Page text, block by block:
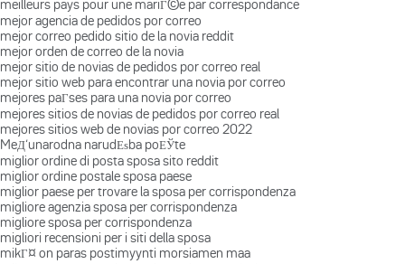
meilleurs pays pour une mariГ©e par correspondance
mejor agencia de pedidos por correo
mejor correo pedido sitio de la novia reddit
mejor orden de correo de la novia
mejor sitio de novias de pedidos por correo real
mejor sitio web para encontrar una novia por correo
mejores paГ­ses para una novia por correo
mejores sitios de novias de pedidos por correo real
mejores sitios web de novias por correo 2022
MeД‘unarodna narudЕѕba poЕЎte
miglior ordine di posta sposa sito reddit
miglior ordine postale sposa paese
miglior paese per trovare la sposa per corrispondenza
migliore agenzia sposa per corrispondenza
migliore sposa per corrispondenza
migliori recensioni per i siti della sposa
mikГ¤ on paras postimyynti morsiamen maa